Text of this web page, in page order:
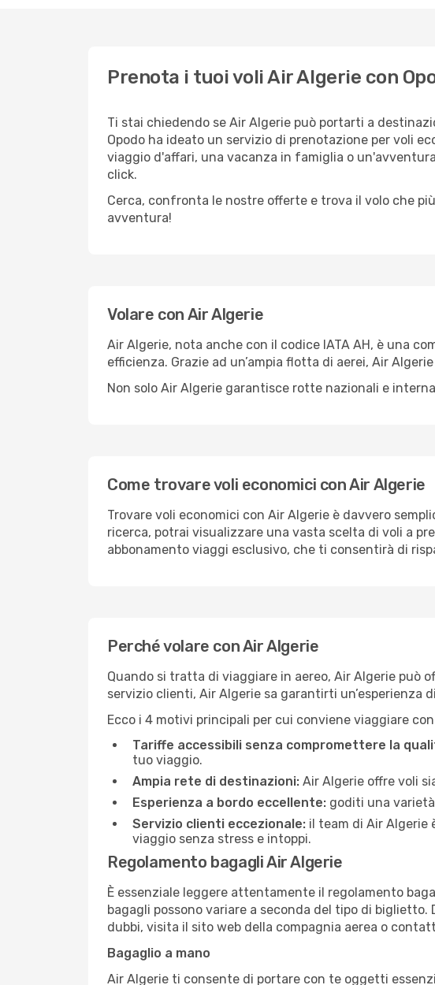
Prenota i tuoi voli Air Algerie con
Ti stai chiedendo se Air Algerie può portarti a
Opodo ha ideato un servizio di prenotazione per voli
viaggio d'affari, una vacanza in famiglia o
click.
Cerca, confronta le nostre offerte e trova il volo che
avventura!
Volare con Air Algerie
Air Algerie, nota anche con il codice IATA AH, è una
efficienza. Grazie ad un’ampia flotta di aerei, Air
Non solo Air Algerie garantisce rotte nazionali e
Come trovare voli economici con Air Algerie
Trovare voli economici con Air Algerie è davvero
ricerca, potrai visualizzare una vasta scelta di voli a
abbonamento viaggi esclusivo, che ti consentirà di
Perché volare con Air Algerie
Quando si tratta di viaggiare in aereo, Air Algerie può
servizio clienti, Air Algerie sa garantirti un’esperienza
Ecco i 4 motivi principali per cui conviene viaggiare
Tariffe accessibili senza compromettere la
tuo viaggio.
Ampia rete di destinazioni: Air Algerie offre voli
Esperienza a bordo eccellente: goditi una
Servizio clienti eccezionale: il team di Air Algerie
viaggio senza stress e intoppi.
Regolamento bagagli Air Algerie
È essenziale leggere attentamente il regolamento
bagagli possono variare a seconda del tipo di
dubbi, visita il sito web della compagnia aerea o
Bagaglio a mano
Air Algerie ti consente di portare con te oggetti